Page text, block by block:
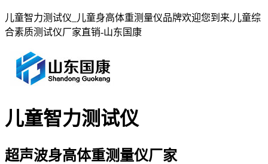
儿童智力测试仪_儿童身高体重测量仪品牌欢迎您到来,儿童综
合素质测试仪厂家直销-山东国康
儿童智力测试仪
超声波身高体重测量仪厂家